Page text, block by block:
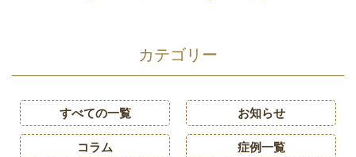
カテゴリー
すべての一覧 お知らせ
コラム 症例一覧